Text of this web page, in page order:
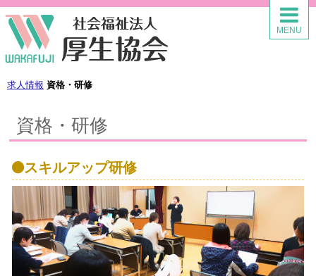
MENU
求人情報TOP
中途採用
パート採用
奨学金返済支援
求人情報 資格・研修
資格・研修
スキルアップ研修